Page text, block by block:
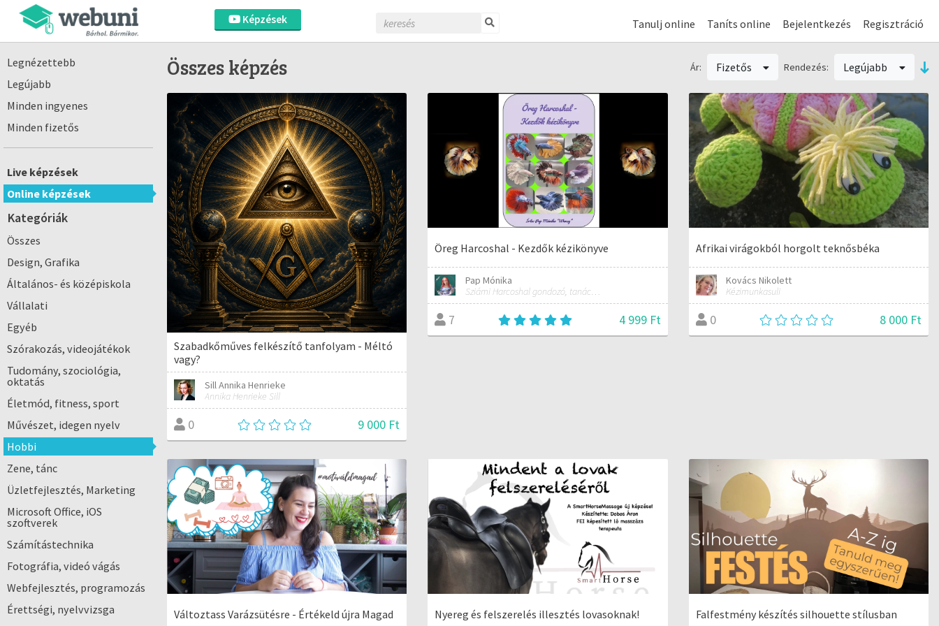
Képzések Tanulj online Taníts online Bejelentkezés Regisztráció
Legnézettebb
Legújabb
Minden ingyenes
Minden fizetős
Live képzések
Online képzések
Kategóriák
Összes
Design, Grafika
Általános- és középiskola
Vállalati
Egyéb
Szórakozás, videojátékok
Tudomány, szociológia,
oktatás
Életmód, fitness, sport
Művészet, idegen nyelv
Hobbi
Zene, tánc
Üzletfejlesztés, Marketing
Microsoft Office, iOS
szoftverek
Számítástechnika
Fotográfia, videó vágás
Webfejlesztés, programozás
Érettségi, nyelvvizsga
Összes képzés Ár: Fizetős Rendezés: Legújabb
Szabadkőműves felkészítő tanfolyam - Méltó
vagy?
Sill Annika Henrieke
Annika Henrieke Sill
0 9 000 Ft
Öreg Harcoshal - Kezdők kézikönyve
Pap Mónika
Sziámi Harcoshal gondozó, tanácsadó, kereskedő
7 4 999 Ft
Afrikai virágokból horgolt teknősbéka
Kovács Nikolett
Kézimunkasuli
0 8 000 Ft
Változtass Varázsütésre - Értékeld újra Magad Nyereg és felszerelés illesztés lovasoknak! Falfestmény készítés silhouette stílusban